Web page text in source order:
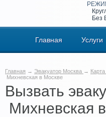
Без
Главная Услуги
Главная → Эвакуатор Москва →
Михневская в Москве
Вызвать
Михневская